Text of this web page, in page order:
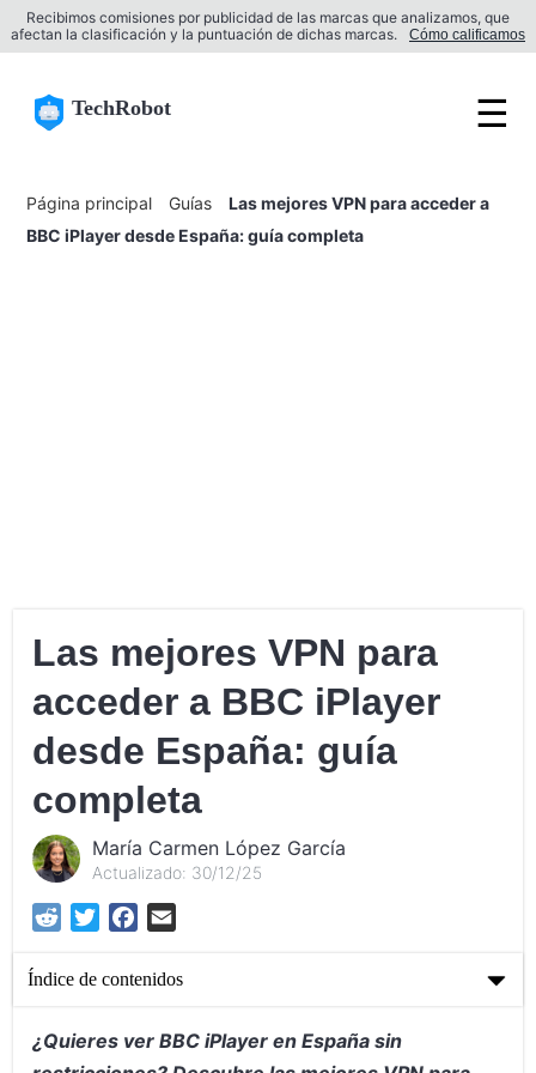
Recibimos comisiones por publicidad de las marcas que analizamos, que
afectan la clasificación y la puntuación de dichas marcas.
Cómo calificamos
TechRobot ☰
Página principal Guías
Las mejores VPN para acceder a
BBC iPlayer desde España: guía completa
Las mejores VPN para
acceder a BBC iPlayer
desde España: guía
completa
María Carmen López García
Actualizado: 30/12/25
RedditTwitterFacebook
Índice de contenidos
Las mejores VPN para acceder a BBC iPlayer desde España:
guía completa
¿Quieres ver BBC iPlayer en España sin